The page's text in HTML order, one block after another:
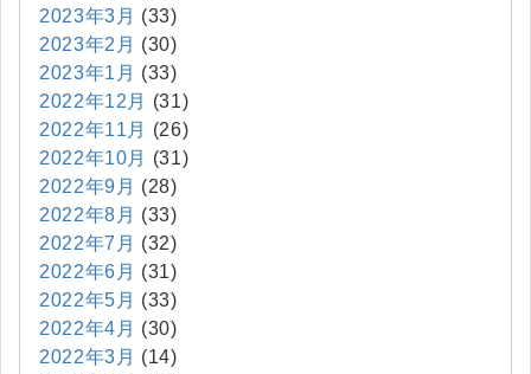
2023年3月 (33)
2023年2月 (30)
2023年1月 (33)
2022年12月
(31)
2022年11月
(26)
2022年10月
(31)
2022年9月 (28)
2022年8月 (33)
2022年7月 (32)
2022年6月 (31)
2022年5月 (33)
2022年4月 (30)
2022年3月 (14)